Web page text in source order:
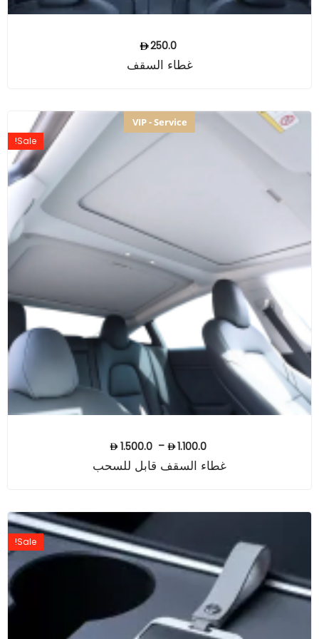
250.0
غطاء السقف
Sale!
VIP - Service
1.100.0
–
1.500.0
غطاء السقف قابل للسحب
Sale!